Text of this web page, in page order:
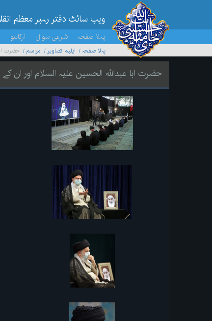
ویب سائٹ دفتر رہبر معظم
پہلا صفحہ شرعی سوال آرکائیو
پہلا صفحہ ایلبم تصاویر مراسم حضرت
حضرت ابا عبداللہ الحسین علیہ السلام اور